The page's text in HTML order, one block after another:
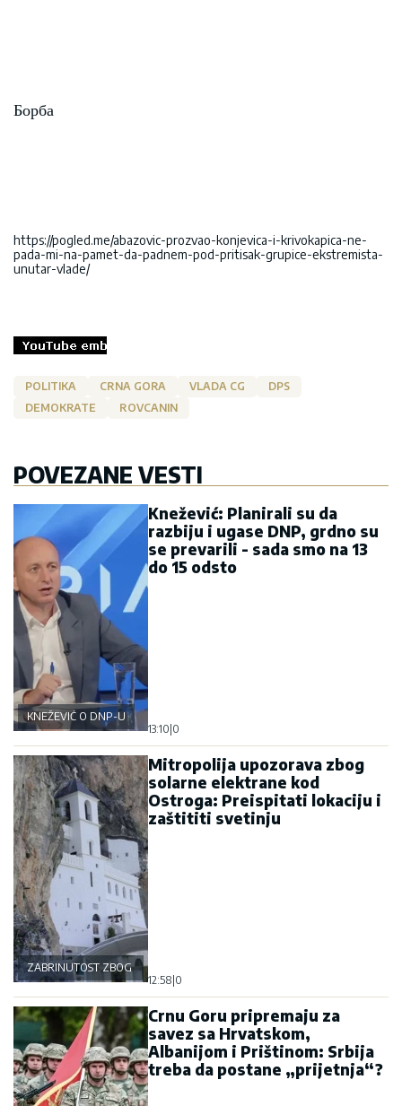
Борба
https://pogled.me/abazovic-prozvao-konjevica-i-krivokapica-ne-
pada-mi-na-pamet-da-padnem-pod-pritisak-grupice-ekstremista-
unutar-vlade/
POLITIKA CRNA GORA VLADA CG
DPS
DEMOKRATE
ROVCANIN
POVEZANE VESTI
KNEŽEVIĆ O DNP-U
Knežević: Planirali su da
razbiju i ugase DNP, grdno su
se prevarili - sada smo na 13
do 15 odsto
13:10 0
ZABRINUTOST ZBOG OSTROGA
Mitropolija upozorava zbog
solarne elektrane kod
Ostroga: Preispitati lokaciju i
zaštititi svetinju
12:58 0
Crnu Goru pripremaju za
savez sa Hrvatskom,
Albanijom i Prištinom: Srbija
treba da postane „prijetnja“?